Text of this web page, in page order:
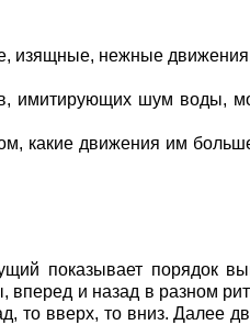
изящные, нежные
имитирующих шум воды,
какие движения им
показывает порядок
и назад в разном
то вверх, то вниз. Далее